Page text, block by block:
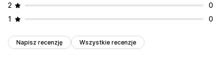
2
0
1
0
Napisz recenzję Wszystkie recenzje